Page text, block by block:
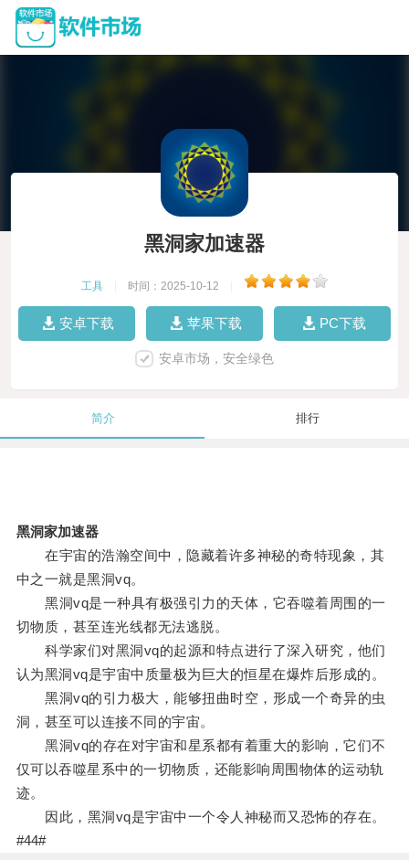
黑洞家加速器
工具 时间：2025-10-12
安卓下载 苹果下载 PC下载
安卓市场，安全绿色
简介 排行
黑洞家加速器
在宇宙的浩瀚空间中，隐藏着许多神秘的奇特现象，其
中之一就是黑洞vq。
黑洞vq是一种具有极强引力的天体，它吞噬着周围的一
切物质，甚至连光线都无法逃脱。
科学家们对黑洞vq的起源和特点进行了深入研究，他们
认为黑洞vq是宇宙中质量极为巨大的恒星在爆炸后形成的。
黑洞vq的引力极大，能够扭曲时空，形成一个奇异的虫
洞，甚至可以连接不同的宇宙。
黑洞vq的存在对宇宙和星系都有着重大的影响，它们不
仅可以吞噬星系中的一切物质，还能影响周围物体的运动轨
迹。
因此，黑洞vq是宇宙中一个令人神秘而又恐怖的存在。
#44#